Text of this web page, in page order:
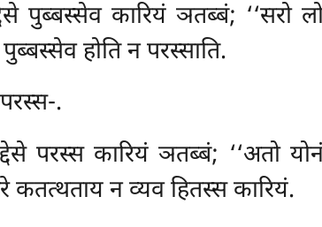
पुब्बस्सेव कारियं ञतब्बं; ‘‘सरो
होति न परस्साति.
परस्स-.
परस्स कारियं ञतब्बं; ‘‘अतो
न व्यव हितस्स कारियं.